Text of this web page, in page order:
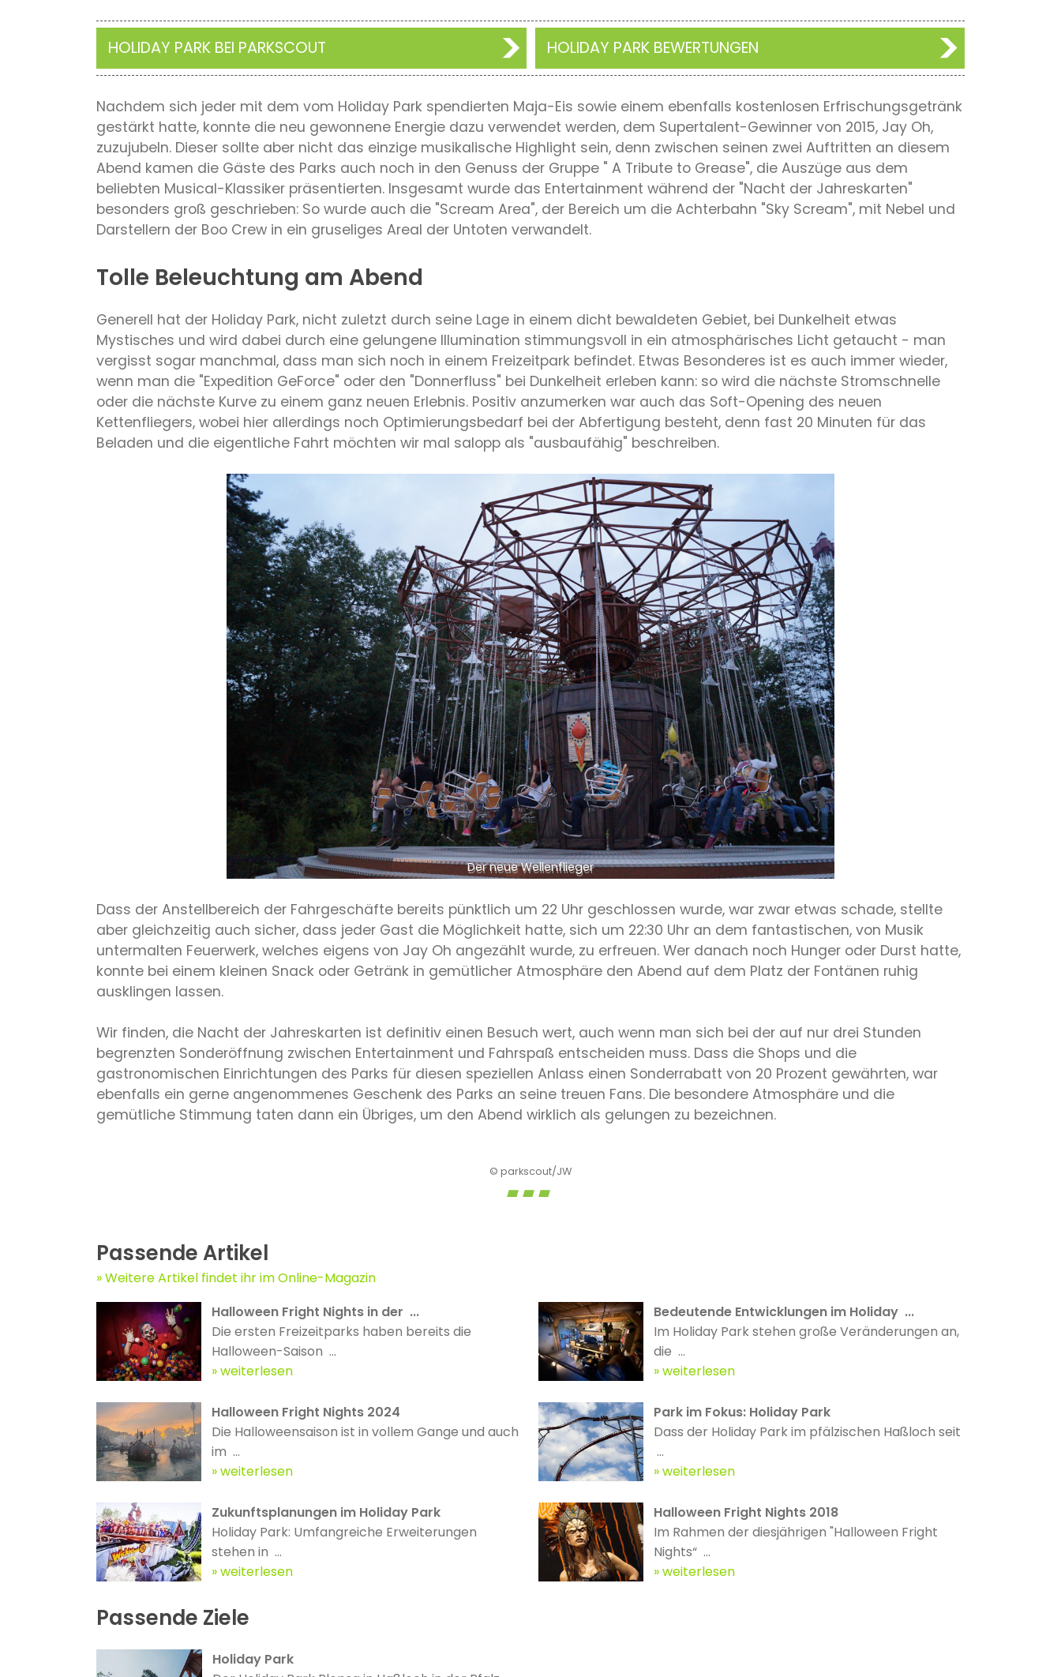
HOLIDAY PARK BEI PARKSCOUT HOLIDAY PARK BEWERTUNGEN
Nachdem sich jeder mit dem vom Holiday Park spendierten Maja-Eis sowie einem ebenfalls kostenlosen Erfrischungsgetränk
gestärkt hatte, konnte die neu gewonnene Energie dazu verwendet werden, dem Supertalent-Gewinner von 2015, Jay Oh,
zuzujubeln. Dieser sollte aber nicht das einzige musikalische Highlight sein, denn zwischen seinen zwei Auftritten an diesem
Abend kamen die Gäste des Parks auch noch in den Genuss der Gruppe " A Tribute to Grease", die Auszüge aus dem
beliebten Musical-Klassiker präsentierten. Insgesamt wurde das Entertainment während der "Nacht der Jahreskarten"
besonders groß geschrieben: So wurde auch die "Scream Area", der Bereich um die Achterbahn "Sky Scream", mit Nebel und
Darstellern der Boo Crew in ein gruseliges Areal der Untoten verwandelt.
Tolle Beleuchtung am Abend
Generell hat der Holiday Park, nicht zuletzt durch seine Lage in einem dicht bewaldeten Gebiet, bei Dunkelheit etwas
Mystisches und wird dabei durch eine gelungene Illumination stimmungsvoll in ein atmosphärisches Licht getaucht - man
vergisst sogar manchmal, dass man sich noch in einem Freizeitpark befindet. Etwas Besonderes ist es auch immer wieder,
wenn man die "Expedition GeForce" oder den "Donnerfluss" bei Dunkelheit erleben kann: so wird die nächste Stromschnelle
oder die nächste Kurve zu einem ganz neuen Erlebnis. Positiv anzumerken war auch das Soft-Opening des neuen
Kettenfliegers, wobei hier allerdings noch Optimierungsbedarf bei der Abfertigung besteht, denn fast 20 Minuten für das
Beladen und die eigentliche Fahrt möchten wir mal salopp als "ausbaufähig" beschreiben.
Der neue Wellenflieger
Dass der Anstellbereich der Fahrgeschäfte bereits pünktlich um 22 Uhr geschlossen wurde, war zwar etwas schade, stellte
aber gleichzeitig auch sicher, dass jeder Gast die Möglichkeit hatte, sich um 22:30 Uhr an dem fantastischen, von Musik
untermalten Feuerwerk, welches eigens von Jay Oh angezählt wurde, zu erfreuen. Wer danach noch Hunger oder Durst hatte,
konnte bei einem kleinen Snack oder Getränk in gemütlicher Atmosphäre den Abend auf dem Platz der Fontänen ruhig
ausklingen lassen.
Wir finden, die Nacht der Jahreskarten ist definitiv einen Besuch wert, auch wenn man sich bei der auf nur drei Stunden
begrenzten Sonderöffnung zwischen Entertainment und Fahrspaß entscheiden muss. Dass die Shops und die
gastronomischen Einrichtungen des Parks für diesen speziellen Anlass einen Sonderrabatt von 20 Prozent gewährten, war
ebenfalls ein gerne angenommenes Geschenk des Parks an seine treuen Fans. Die besondere Atmosphäre und die
gemütliche Stimmung taten dann ein Übriges, um den Abend wirklich als gelungen zu bezeichnen.
© parkscout/JW
Passende Artikel
Weitere Artikel findet ihr im Online-Magazin
Halloween Fright Nights in der ...
Die ersten Freizeitparks haben bereits die
Halloween-Saison ...
weiterlesen
Bedeutende Entwicklungen im Holiday ...
Im Holiday Park stehen große Veränderungen an,
die ...
weiterlesen
Halloween Fright Nights 2024
Die Halloweensaison ist in vollem Gange und auch
im ...
weiterlesen
Park im Fokus: Holiday Park
Dass der Holiday Park im pfälzischen Haßloch seit
...
weiterlesen
Zukunftsplanungen im Holiday Park
Holiday Park: Umfangreiche Erweiterungen
stehen in ...
weiterlesen
Halloween Fright Nights 2018
Im Rahmen der diesjährigen "Halloween Fright
Nights“ ...
weiterlesen
Passende Ziele
Holiday Park